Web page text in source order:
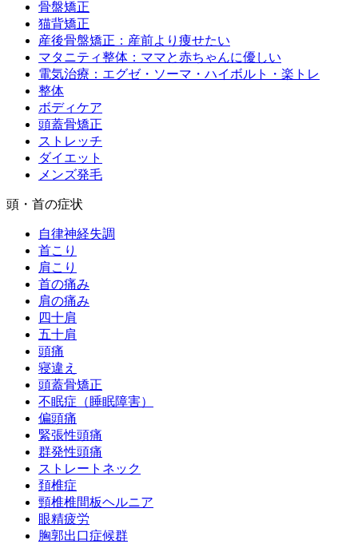
骨盤矯正
猫背矯正
産後骨盤矯正：産前より痩せたい
マタニティ整体：ママと赤ちゃんに優しい
電気治療：エグゼ・ソーマ・ハイボルト・楽トレ
整体
ボディケア
頭蓋骨矯正
ストレッチ
ダイエット
メンズ発毛
頭・首の症状
自律神経失調
首こり
肩こり
首の痛み
肩の痛み
四十肩
五十肩
頭痛
寝違え
頭蓋骨矯正
不眠症（睡眠障害）
偏頭痛
緊張性頭痛
群発性頭痛
ストレートネック
頚椎症
頸椎椎間板ヘルニア
眼精疲労
胸郭出口症候群